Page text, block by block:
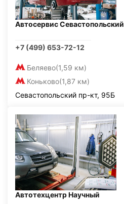
Автосервис Севастопольский
+7 (499) 653-72-12
Беляево(1,59 км)
Коньково(1,87 км)
Севастопольский пр-кт, 95Б
Автотехцентр Научный